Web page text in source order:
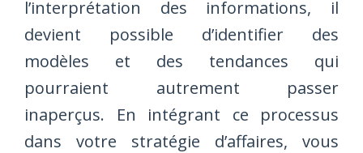
l’interprétation des informations, il
devient possible d’identifier des
modèles et des tendances qui
pourraient autrement passer
inaperçus. En intégrant ce processus
dans votre stratégie d’affaires, vous